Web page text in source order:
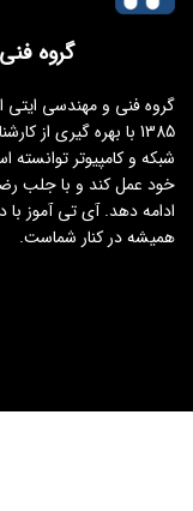
گروه
1385 با بهره گیری از
شبکه و کامپیوتر
خود عمل کند و با جلب
ادامه دهد. آی تی آموز
همیشه در کنار شماست.